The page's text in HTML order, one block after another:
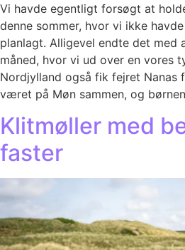
Vi havde egentligt forsøgt at
denne sommer, hvor vi ikke
planlagt. Alligevel endte det med
måned, hvor vi ud over en vores
Nordjylland også fik fejret Nanas
været på Møn sammen, og
Klitmøller med
faster